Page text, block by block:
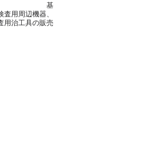
査用周辺機器、
用治工具の販売